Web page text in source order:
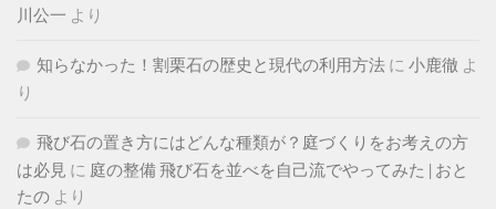
川公一 より
知らなかった！割栗石の歴史と現代の利用方法 に 小鹿徹 よ
り
飛び石の置き方にはどんな種類が？庭づくりをお考えの方
は必見 に 庭の整備 飛び石を並べを自己流でやってみた | おと
たの より